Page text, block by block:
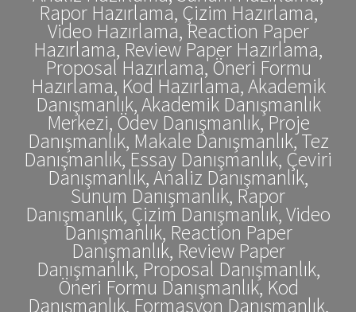
Rapor Hazırlama, Çizim Hazırlama,
Video Hazırlama, Reaction Paper
Hazırlama, Review Paper Hazırlama,
Proposal Hazırlama, Öneri Formu
Hazırlama, Kod Hazırlama, Akademik
Danışmanlık, Akademik Danışmanlık
Merkezi, Ödev Danışmanlık, Proje
Danışmanlık, Makale Danışmanlık, Tez
Danışmanlık, Essay Danışmanlık, Çeviri
Danışmanlık, Analiz Danışmanlık,
Sunum Danışmanlık, Rapor
Danışmanlık, Çizim Danışmanlık, Video
Danışmanlık, Reaction Paper
Danışmanlık, Review Paper
Danışmanlık, Proposal Danışmanlık,
Öneri Formu Danışmanlık, Kod
Danışmanlık, Formasyon Danışmanlık,